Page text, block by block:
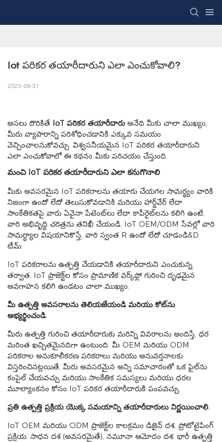
Iot పరికర తయారీదారుని ఎలా ఎంచుకోవాలి?
2023-08-31
అసలు దొరికితే IoT పరికర తయారీదారు అనేది మీకు చాలా ముఖ్యం,
మీరు వ్యాపారాన్ని పరిశోధించడానికి ఎక్కువ సమయం
వెచ్చించాలనుకోవచ్చు. విశ్వసనీయమైన IoT పరికర తయారీదారుని
ఎలా ఎంచుకోవాలో ఈ కథనం మీకు పరిచయం చేస్తుంది.
మంచి IoT పరికర తయారీదారుని ఎలా కనుగొనాలి
మీకు అవసరమైన IoT పరికరాలను తయారు చేయగల సామర్థ్యం వారికి
నిజంగా ఉందో లేదో తెలుసుకోవడానికి మరియు హార్డ్‌వేర్ లేదా
సాంకేతికతపై వారు ఏవైనా పేటెంట్‌లు లేదా కాపీరైట్‌లను కలిగి ఉంటే,
వారి అభివృద్ధి చరిత్రను తనిఖీ చేయండి. IoT OEM/ODM సేవల్లో వారి
సామర్థ్యాల విషయానికొస్తే, వారి స్వంత R ఉందో లేదో చూడండి&D
టీమ్.
IoT పరికరాలను ఉత్పత్తి చేయడానికి తయారీదారుని ఎంచుకున్న
తర్వాత, IoT ప్రాజెక్ట్‌ల కోసం ప్రామాణిక వర్క్‌ఫ్లో గురించి దృఢమైన
అవగాహన కలిగి ఉండటం చాలా ముఖ్యం.
మీ ఉత్పత్తి అవసరాలను తెలియజేయండి మరియు కోట్‌ను
అభ్యర్థించండి.
మీరు ఉత్పత్తి గురించి తయారీదారుకు మరిన్ని వివరాలను అందిస్తే, ధర
మరింత ఖచ్చితమైనదిగా ఉంటుంది. మీ OEM మరియు ODM
పరికరాల అనుకూలీకరణ పరికరాలు మరియు అనువర్తనాలకు
విస్తరించినట్లయితే, మీరు అవసరమైన అన్ని సమాచారంతో ఒక ఫైల్‌ను
కంపైల్ చేయవచ్చు మరియు సాంకేతిక సమస్యలు మరియు ధరల
మూల్యాంకనం కోసం IoT పరికర తయారీదారుకి పంపవచ్చు.
ప్రతి ఉత్పత్తి ప్రక్రియ యొక్క సమయాన్ని తయారీదారులు నిర్ణయించాలి.
IoT OEM మరియు ODM ప్రాజెక్ట్‌ల కాలక్రమం డిజైన్ దశ, ప్రోటోటైపింగ్
ప్రక్రియ, సాధన దశ (అవసరమైతే), నమూనా ఆమోదం దశ, భారీ ఉత్పత్తి